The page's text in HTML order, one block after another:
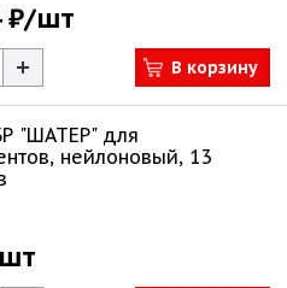
₽/шт
В корзину
"ШАТЕР" для
нейлоновый, 13